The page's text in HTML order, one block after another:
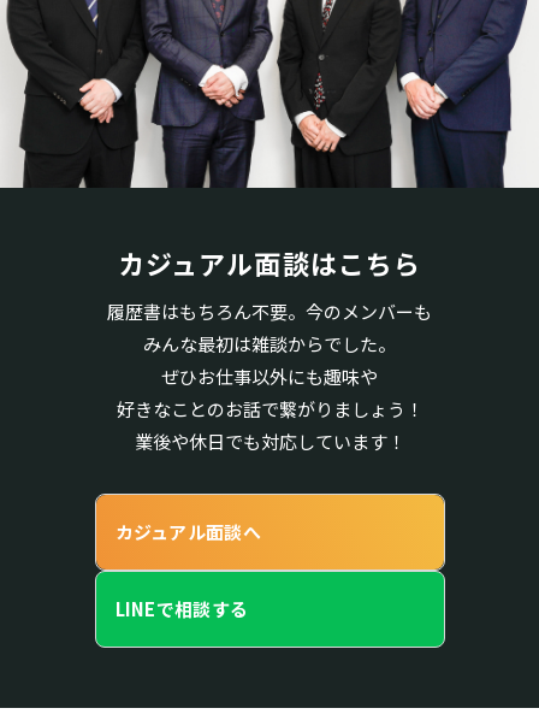
カジュアル面談はこちら
履歴書はもちろん不要。今のメンバーも
みんな最初は雑談からでした。
ぜひお仕事以外にも趣味や
好きなことのお話で繋がりましょう！
業後や休日でも対応しています！
カジュアル面談へ
LINEで相談する